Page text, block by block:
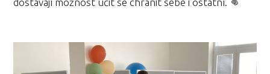
dostávají možnost učit se chránit sebe i ostatní. 👊